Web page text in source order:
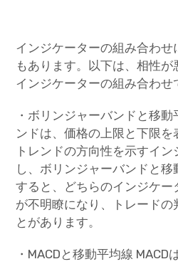
インジケーターの組み合わ
もあります。以下は、相性
インジケーターの組み合わせ
・ボリンジャーバンドと移
ンドは、価格の上限と下限を
トレンドの方向性を示すイ
し、ボリンジャーバンドと移
すると、どちらのインジケ
が不明瞭になり、トレードの
とがあります。
・MACDと移動平均線